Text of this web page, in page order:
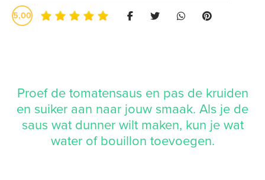
5,00
Proef de tomatensaus en pas de kruiden
en suiker aan naar jouw smaak. Als je de
saus wat dunner wilt maken, kun je wat
water of bouillon toevoegen.